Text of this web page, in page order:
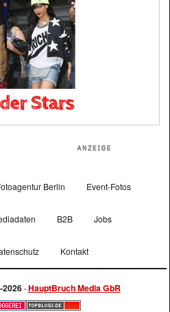
Berlin Event-Fotos
B2B Jobs
Kontakt
·HauptBruch Media GbR